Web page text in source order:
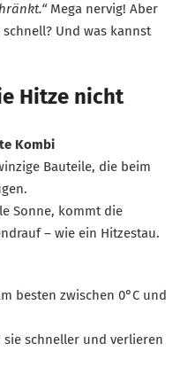
Mega nervig! Aber
Und was kannst
Hitze nicht
Kombi
Bauteile, die beim
Sonne, kommt die
– wie ein Hitzestau.
besten zwischen 0°C und
sie schneller und verlieren